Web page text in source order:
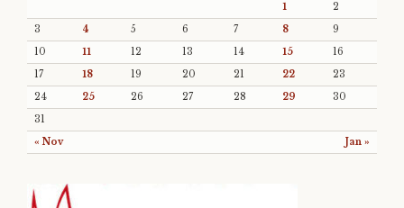
« Nov Jan »
1
2
3
4 5 6 7 8
9
10
11 12 13 14 15
16
17
18 19 20 21 22
23
24
25 26 27 28 29
30
31